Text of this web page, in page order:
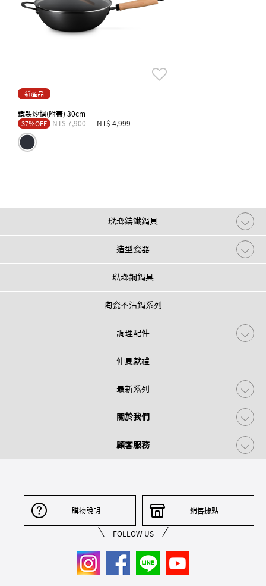
新產品
鐵製炒鍋(附蓋) 30cm
37％OFF Price reduced from
NT$ 7,900to NT$ 4,999
琺瑯鑄鐵鍋具
造型瓷器
琺瑯鋼鍋具
陶瓷不沾鍋系列
調理配件
仲夏獻禮
最新系列
關於我們
顧客服務
購物說明 銷售據點
FOLLOW US